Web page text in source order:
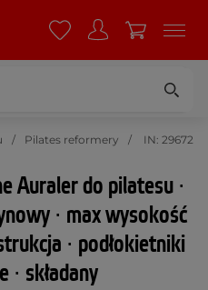
Pilates reformery IN: 29672
Auraler do pilatesu ∙
∙ max wysokość
∙ podłokietniki
∙ składany